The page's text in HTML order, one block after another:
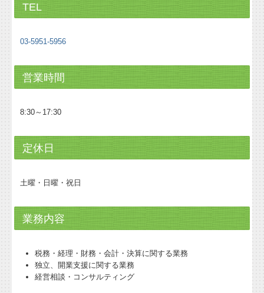
TEL
03-5951-5956
営業時間
8:30～17:30
定休日
土曜・日曜・祝日
業務内容
税務・経理・財務・会計・決算に関する業務
独立、開業支援に関する業務
経営相談・コンサルティング